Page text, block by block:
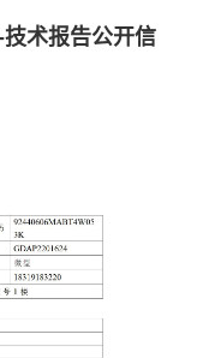
术报告公开信